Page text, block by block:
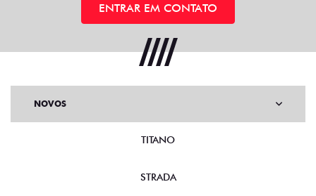
ENTRAR EM CONTATO
NOVOS
TITANO
STRADA